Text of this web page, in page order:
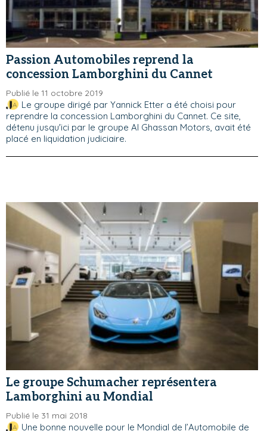
Passion Automobiles reprend la
concession Lamborghini du Cannet
Publié le 11 octobre 2019
Le groupe dirigé par Yannick Etter a été choisi pour
reprendre la concession Lamborghini du Cannet. Ce site,
détenu jusqu'ici par le groupe Al Ghassan Motors, avait été
placé en liquidation judiciaire.
Le groupe Schumacher représentera
Lamborghini au Mondial
Publié le 31 mai 2018
Une bonne nouvelle pour le Mondial de l’Automobile de